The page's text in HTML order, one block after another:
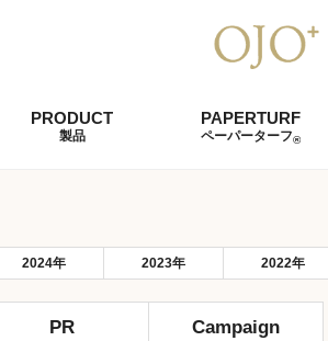
2024年 2023年 2022年
PR Campaign
PRODUCT
製品
製造工程
PAPERTURF
ペーパーターフ®